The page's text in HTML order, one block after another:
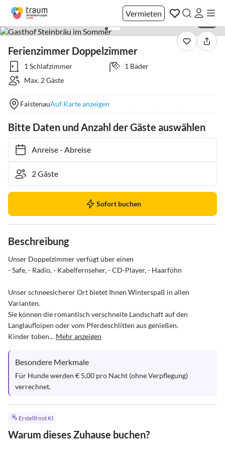
Vermieten
Ferienzimmer Doppelzimmer
1 Schlafzimmer
1 Bäder
Max. 2 Gäste
FaistenauAuf Karte anzeigen
Bitte Daten und Anzahl der Gäste auswählen
Anreise- Abreise
Sofort buchen
Beschreibung
Unser Doppelzimmer verfügt über einen
- Safe, - Radio, - Kabelfernseher, - CD-Player, - Haarföhn
Unser schneesicherer Ort bietet Ihnen Winterspaß in allen
Varianten.
Sie können die romantisch verschneite Landschaft auf den
Langlaufloipen oder vom Pferdeschlitten aus genießen.
Kinder toben... Mehr anzeigen
Besondere Merkmale
Für Hunde werden € 5,00 pro Nacht (ohne Verpflegung)
verrechnet.
Erstellt mit KI
Warum dieses Zuhause buchen?